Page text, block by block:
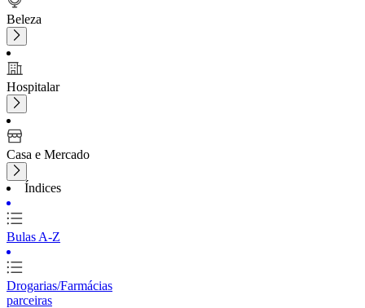
Beleza
Hospitalar
Casa e Mercado
Índices
Bulas A-Z
Drogarias/Farmácias
parceiras